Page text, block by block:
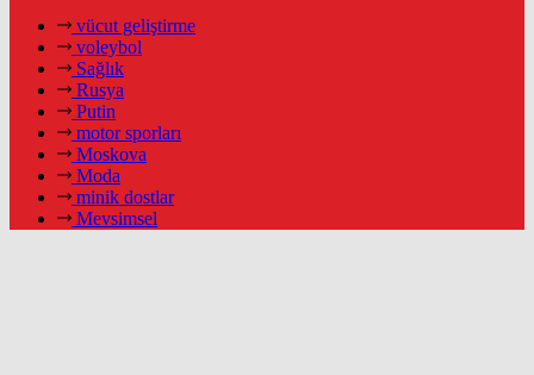
vücut geliştirme
voleybol
Sağlık
Rusya
Putin
motor sporları
Moskova
Moda
minik dostlar
Mevsimsel